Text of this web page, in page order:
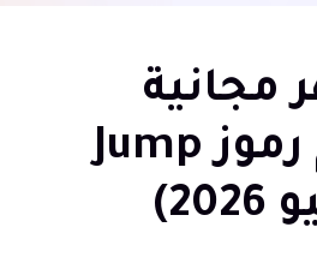
مجانية
باستخدام رموز Jump